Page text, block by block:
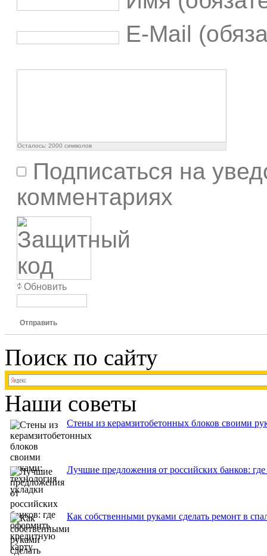
E-Mail
Осталось: 2000 символов
Подписаться на
комментариях
Обновить
Отправить
Поиск по сайту
Наши советы
Стены из керамзитобетонных блоков своими
Лучшие предложения от российских банков:
Как собственными руками сделать ремонт в